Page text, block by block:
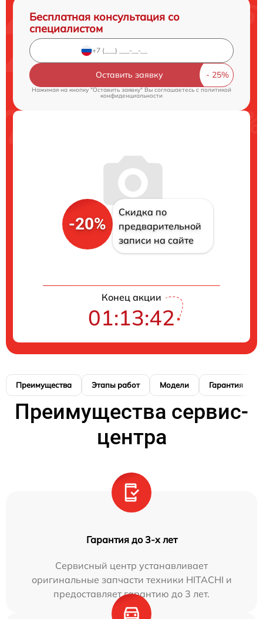
Бесплатная консультация со
специалистом
Оставить заявку
Нажимая на кнопку "Оставить заявку" Вы соглашаетесь cполитикой
конфиденциальности
-20%
Скидка по
предварительной
записи на сайте
Конец акции
01:13:41
Преимущества Этапы работ Модели Гарантия
Преимущества сервис-
центра
Гарантия до 3-х лет
Сервисный центр устанавливает
оригинальные запчасти техники HITACHI и
предоставляет гарантию до 3 лет.